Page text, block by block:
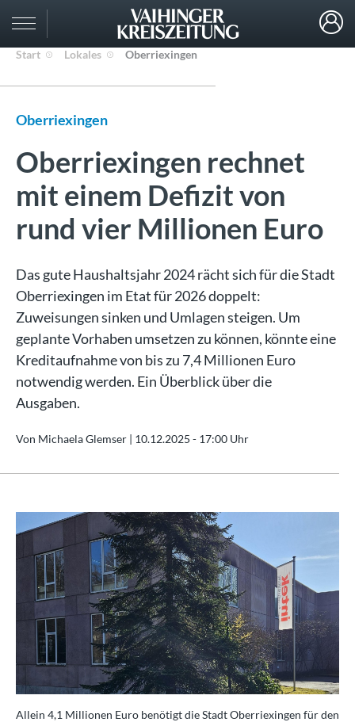
Start Lokales Oberriexingen
Oberriexingen
Oberriexingen rechnet
mit einem Defizit von
rund vier Millionen Euro
Das gute Haushaltsjahr 2024 rächt sich für die Stadt
Oberriexingen im Etat für 2026 doppelt:
Zuweisungen sinken und Umlagen steigen. Um
geplante Vorhaben umsetzen zu können, könnte eine
Kreditaufnahme von bis zu 7,4 Millionen Euro
notwendig werden. Ein Überblick über die
Ausgaben.
Von Michaela Glemser | 10.12.2025 - 17:00 Uhr
Allein 4,1 Millionen Euro benötigt die Stadt Oberriexingen für den